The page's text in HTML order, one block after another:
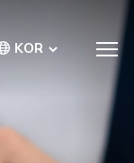
KOR